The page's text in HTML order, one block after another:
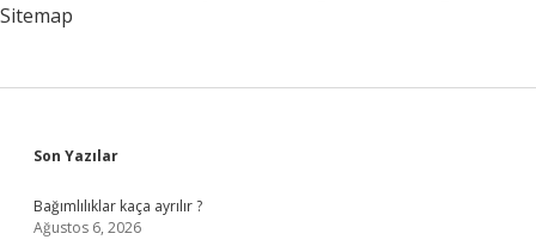
Sitemap
Sidebar
Son Yazılar
Bağımlılıklar kaça ayrılır ?
Ağustos 6, 2026